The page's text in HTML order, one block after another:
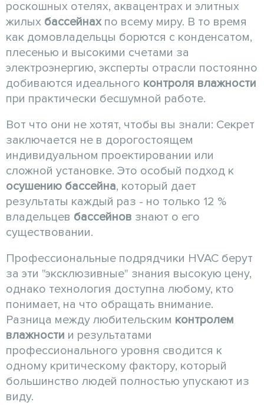
роскошных отелях, аквацентрах и элитных
жилых бассейнахпо всему миру. В то время
как домовладельцы борются с конденсатом,
плесенью и высокими счетами за
электроэнергию, эксперты отрасли постоянно
добиваются идеального контроля влажности
при практически бесшумной работе.
Вот что они не хотят, чтобы вы знали: Секрет
заключается не в дорогостоящем
индивидуальном проектировании или
сложной установке. Это особый подход к
осушению бассейна, который дает
результаты каждый раз - но только 12 %
владельцев бассейнов знают о его
существовании.
Профессиональные подрядчики HVAC берут
за эти "эксклюзивные" знания высокую цену,
однако технология доступна любому, кто
понимает, на что обращать внимание.
Разница между любительским контролем
влажности и результатами
профессионального уровня сводится к
одному критическому фактору, который
большинство людей полностью упускают из
виду.